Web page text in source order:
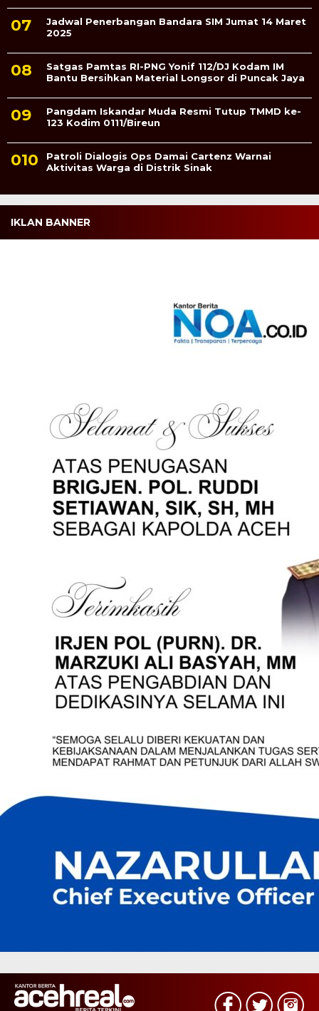
Jadwal Penerbangan Bandara SIM Jumat 14 Maret
2025
Satgas Pamtas RI-PNG Yonif 112/DJ Kodam IM
Bantu Bersihkan Material Longsor di Puncak Jaya
Pangdam Iskandar Muda Resmi Tutup TMMD ke-
123 Kodim 0111/Bireun
Patroli Dialogis Ops Damai Cartenz Warnai
Aktivitas Warga di Distrik Sinak
IKLAN BANNER